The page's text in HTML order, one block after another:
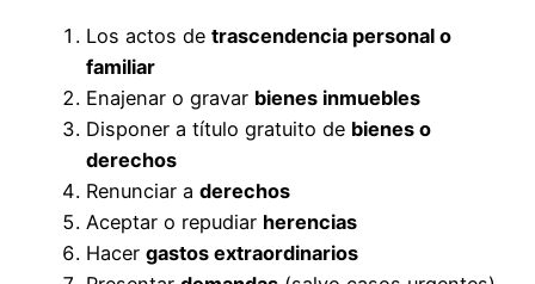
Los actos de trascendencia personal o
familiar
Enajenar o gravar bienes inmuebles
Disponer a título gratuito de bienes o
derechos
Renunciar a derechos
Aceptar o repudiar herencias
Hacer gastos extraordinarios